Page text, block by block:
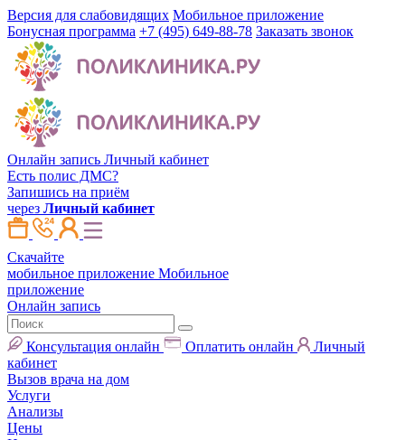
Версия для слабовидящих Мобильное приложение
Бонусная программа +7 (495) 649-88-78 Заказать звонок
Онлайн запись Личный кабинет
Есть полис ДМС?
Запишись на приём
через Личный кабинет
Скачайте
мобильное приложение Мобильное
приложение
Онлайн запись
Консультация онлайн Оплатить онлайн
Личный
кабинет
Вызов врача на дом
Услуги
Анализы
Цены